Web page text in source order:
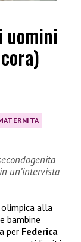
uomini
un’intervista
alla
bambine
per Federica